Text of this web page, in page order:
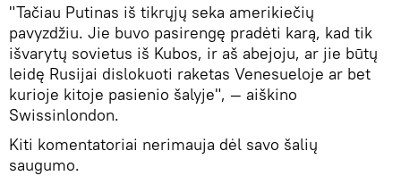
"Tačiau Putinas iš tikrųjų seka amerikiečių
pavyzdžiu. Jie buvo pasirengę pradėti karą, kad tik
išvarytų sovietus iš Kubos, ir aš abejoju, ar jie būtų
leidę Rusijai dislokuoti raketas Venesueloje ar bet
kurioje kitoje pasienio šalyje", — aiškino
Swissinlondon.
Kiti komentatoriai nerimauja dėl savo šalių
saugumo.